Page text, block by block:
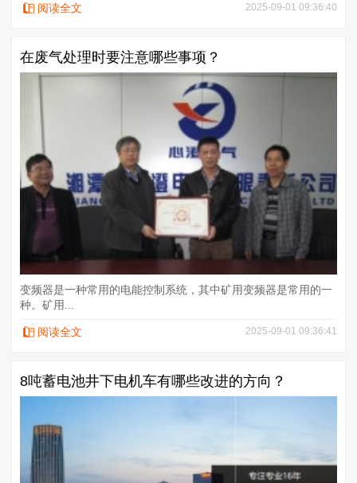
阅读全文 2025-09-01 09:36:40
在废气处理时要注意哪些事项？
变频器是一种常用的电能控制系统，其中矿用变频器是常用的一
种。矿用...
阅读全文 2025-09-01 09:36:41
8吨蓄电池井下电机车有哪些改进的方向？